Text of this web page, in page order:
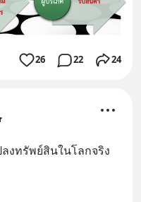
26 22 24
งทรัพย์สินในโลกจริง